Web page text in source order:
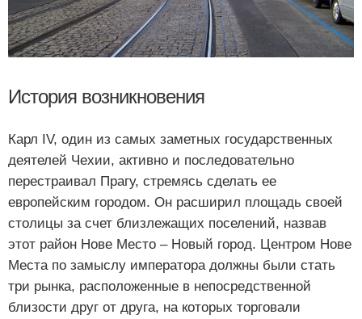
История возникновения
Карл IV, один из самых заметных государственных
деятелей Чехии, активно и последовательно
перестраивал Прагу, стремясь сделать ее
европейским городом. Он расширил площадь своей
столицы за счет близлежащих поселений, назвав
этот район Нове Место – Новый город. Центром Нове
Места по замыслу императора должны были стать
три рынка, расположенные в непосредственной
близости друг от друга, на которых торговали